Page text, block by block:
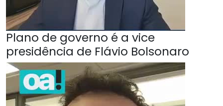
Plano de governo é a vice
presidência de Flávio Bolsonaro